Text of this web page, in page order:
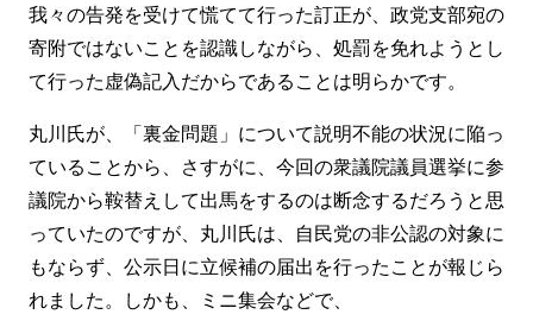
我々の告発を受けて慌てて行った訂正が、政党支部宛の
寄附ではないことを認識しながら、処罰を免れようとし
て行った虚偽記入だからであることは明らかです。
丸川氏が、「裏金問題」について説明不能の状況に陥っ
ていることから、さすがに、今回の衆議院議員選挙に参
議院から鞍替えして出馬をするのは断念するだろうと思
っていたのですが、丸川氏は、自民党の非公認の対象に
もならず、公示日に立候補の届出を行ったことが報じら
れました。しかも、ミニ集会などで、